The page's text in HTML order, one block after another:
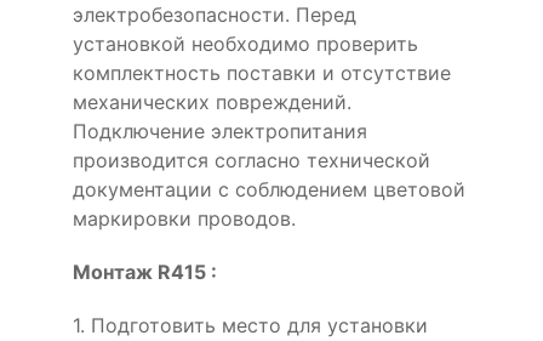
электробезопасности. Перед
установкой необходимо проверить
комплектность поставки и отсутствие
механических повреждений.
Подключение электропитания
производится согласно технической
документации с соблюдением цветовой
маркировки проводов.
Монтаж R415 :
1. Подготовить место для установки